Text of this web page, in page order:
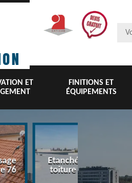
ET
FINITIONS ET
ÉQUIPEMENTS
76
Etanchéité
toiture 76